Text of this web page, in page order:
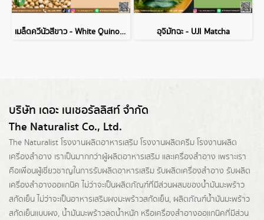
เมล็ดควีนัวสีขาว - White Quinoa Seed อุจิมัทฉะ - UJI Matcha
บริษัท เดอะ เนเชอรัลลิสท์ จำกัด
The Naturalist Co., Ltd.
The Naturalist โรงงานผลิตอาหารเสริม โรงงานผลิตครีม โรงงานผลิต
เครื่องสำอาง เราเป็นมากกว่าผู้ผลิตอาหารเสริม และเครื่องสำอาง เพราะเรา
คือเพื่อนผู้เชี่ยวชาญในการรับผลิตอาหารเสริม รับผลิตเครื่องสำอาง รับผลิต
เครื่องสำอางออแกนิค ไม่ว่าจะเป็นผลิตภัณฑ์ที่มีส่วนผสมของน้ำมันมะพร้าว
สกัดเย็น ไม่ว่าจะเป็นอาหารเสริมผงมะพร้าวสกัดเย็น, ผลิตภัณฑ์น้ำมันมะพร้าว
สกัดเย็นแบบผง, น้ำมันมะพร้าวลดน้ำหนัก หรือเครื่องสำอางออแกนิคที่มีส่วน